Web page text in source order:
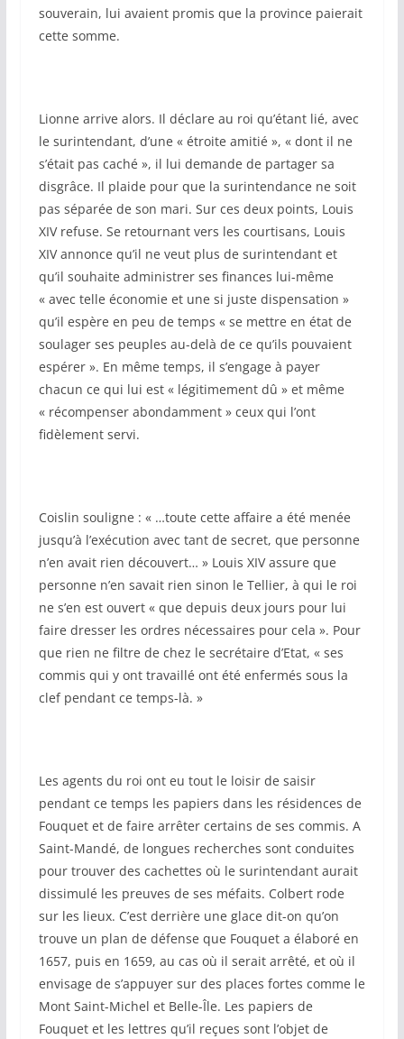
souverain, lui avaient promis que la province paierait
cette somme.
Lionne arrive alors. Il déclare au roi qu’étant lié, avec
le surintendant, d’une « étroite amitié », « dont il ne
s’était pas caché », il lui demande de partager sa
disgrâce. Il plaide pour que la surintendance ne soit
pas séparée de son mari. Sur ces deux points, Louis
XIV refuse. Se retournant vers les courtisans, Louis
XIV annonce qu’il ne veut plus de surintendant et
qu’il souhaite administrer ses finances lui-même
« avec telle économie et une si juste dispensation »
qu’il espère en peu de temps « se mettre en état de
soulager ses peuples au-delà de ce qu’ils pouvaient
espérer ». En même temps, il s’engage à payer
chacun ce qui lui est « légitimement dû » et même
« récompenser abondamment » ceux qui l’ont
fidèlement servi.
Coislin souligne : « …toute cette affaire a été menée
jusqu’à l’exécution avec tant de secret, que personne
n’en avait rien découvert… » Louis XIV assure que
personne n’en savait rien sinon le Tellier, à qui le roi
ne s’en est ouvert « que depuis deux jours pour lui
faire dresser les ordres nécessaires pour cela ». Pour
que rien ne filtre de chez le secrétaire d’Etat, « ses
commis qui y ont travaillé ont été enfermés sous la
clef pendant ce temps-là. »
Les agents du roi ont eu tout le loisir de saisir
pendant ce temps les papiers dans les résidences de
Fouquet et de faire arrêter certains de ses commis. A
Saint-Mandé, de longues recherches sont conduites
pour trouver des cachettes où le surintendant aurait
dissimulé les preuves de ses méfaits. Colbert rode
sur les lieux. C’est derrière une glace dit-on qu’on
trouve un plan de défense que Fouquet a élaboré en
1657, puis en 1659, au cas où il serait arrêté, et où il
envisage de s’appuyer sur des places fortes comme le
Mont Saint-Michel et Belle-Île. Les papiers de
Fouquet et les lettres qu’il reçues sont l’objet de